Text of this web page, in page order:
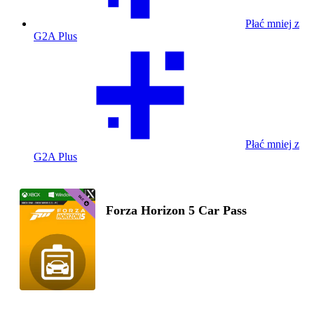
Płać mniej z
G2A Plus
Płać mniej z
G2A Plus
Forza Horizon 5 Car Pass